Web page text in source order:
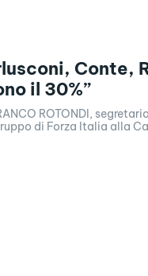
Conte,
il 30%”
ROTONDI,
di Forza Italia alla